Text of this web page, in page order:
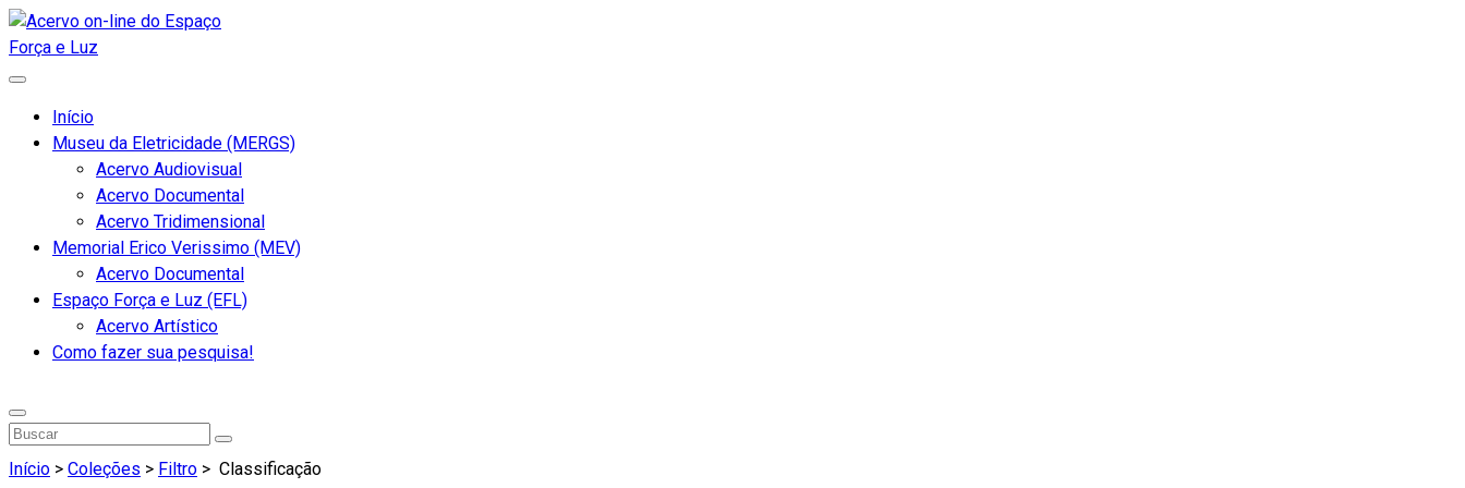
Início
Museu da Eletricidade (MERGS)
Acervo Audiovisual
Acervo Documental
Acervo Tridimensional
Memorial Erico Verissimo (MEV)
Acervo Documental
Espaço Força e Luz (EFL)
Acervo Artístico
Como fazer sua pesquisa!
Início > Coleções > Filtro > Classificação